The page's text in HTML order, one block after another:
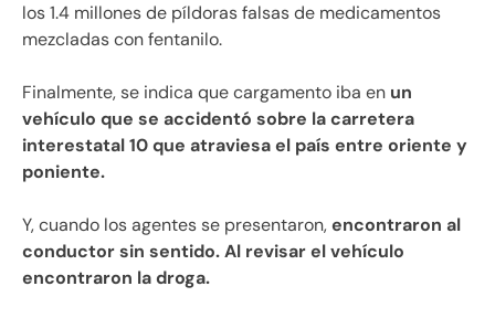
los 1.4 millones de píldoras falsas de medicamentos
mezcladas con fentanilo.
Finalmente, se indica que cargamento iba en un
vehículo que se accidentó sobre la carretera
interestatal 10 que atraviesa el país entre oriente y
poniente.
Y, cuando los agentes se presentaron,encontraron al
conductor sin sentido. Al revisar el vehículo
encontraron la droga.